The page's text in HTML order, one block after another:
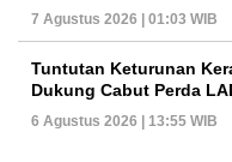
7 Agustus 2026 | 01:03 WIB
Tuntutan Keturunan
Dukung Cabut Perda
6 Agustus 2026 | 13:55 WIB